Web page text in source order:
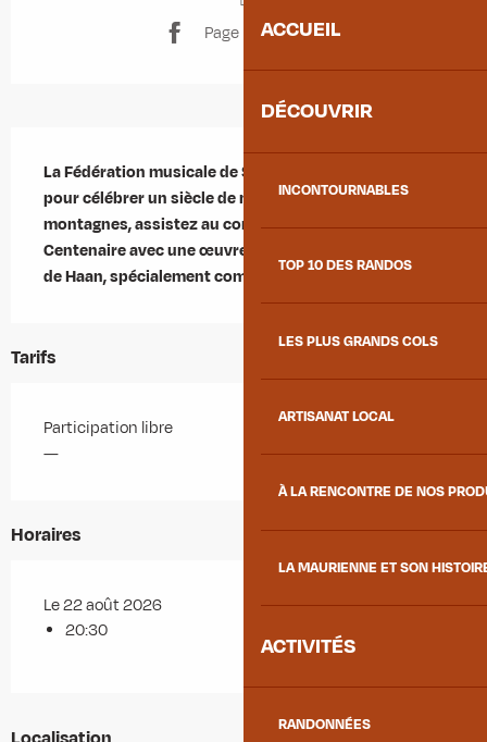
ACCUEIL
DÉCOUVRIR
INCONTOURNABLES
TOP 10 DES RANDOS
LES PLUS GRANDS COLS
ARTISANAT LOCAL
À LA RENCONTRE DE NOS
LA MAURIENNE ET SON
ACTIVITÉS
RANDONNÉES
Page Facebook
La Fédération musicale de Savoie fête ses 100 ans ! Et
pour célébrer un siècle de musique à travers les
montagnes, assistez au concert de l’Orchestre du
Centenaire avec une œuvre créée et dirigée par Jacob
de Haan, spécialement commandée pour l’occasion.
Tarifs
Participation libre
—
Horaires
Le 22 août 2026
20:30